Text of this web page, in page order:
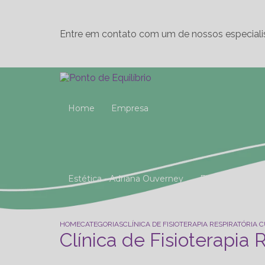
Entre em contato com um de nossos
Home Empresa
Estética - Adriana Ouverney Fisioterapia
HOMECATEGORIASCLÍNICA DE FISIOTERAPIA RESPIRATÓRIA
Clínica de Fisioterapia